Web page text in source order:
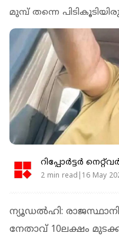
മുമ്പ് തന്നെ
റിപ്പോർട്ടർ
2 min read|16 May
ന്യൂഡൽഹി:
നേതാവ് 10ലക്ഷം